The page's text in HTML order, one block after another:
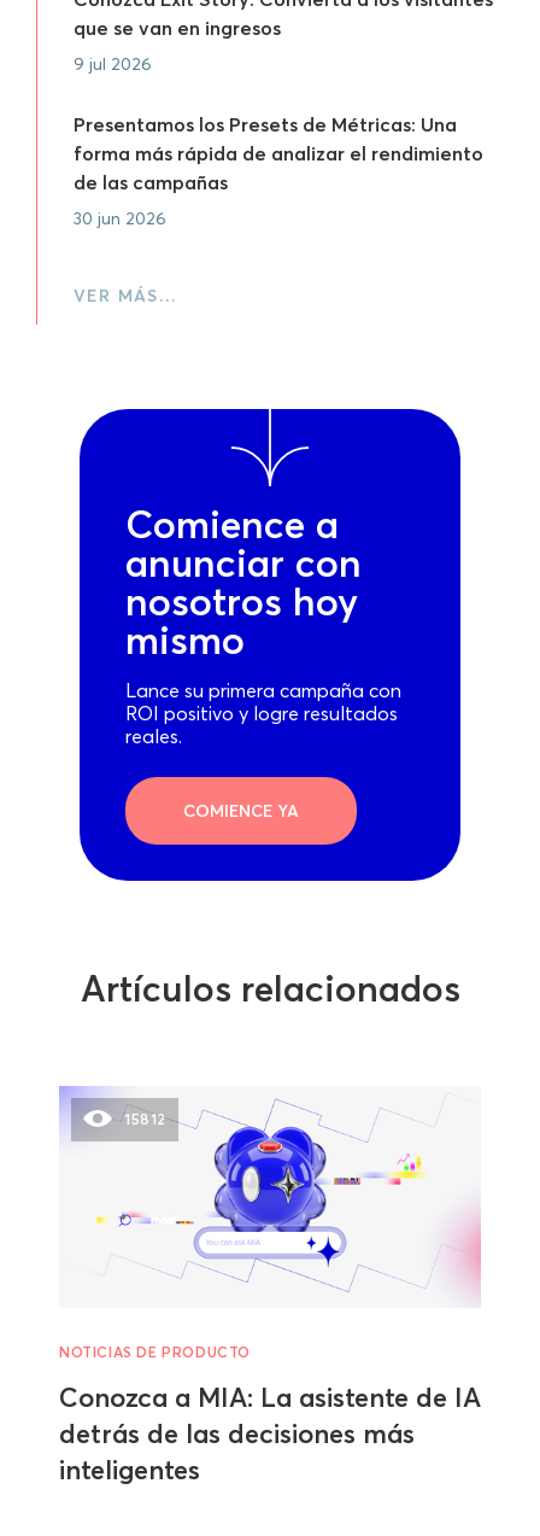
que se van en ingresos
9 jul 2026
Presentamos los Presets de Métricas: Una
forma más rápida de analizar el rendimiento
de las campañas
30 jun 2026
VER MÁS…
Comience a
anunciar con
nosotros hoy
mismo
Lance su primera campaña con
ROI positivo y logre resultados
reales.
COMIENCE YA
Artículos relacionados
15812
NOTICIAS DE PRODUCTO
Conozca a MIA: La asistente de IA
detrás de las decisiones más
inteligentes